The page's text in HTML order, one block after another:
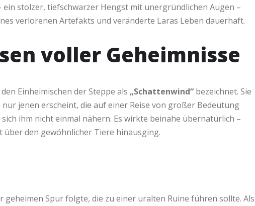
stolzer, tiefschwarzer Hengst mit unergründlichen Augen –
verlorenen Artefakts und veränderte Laras Leben dauerhaft.
voller Geheimnisse
Einheimischen der Steppe als „Schattenwind“ bezeichnet. Sie
nur jenen erscheint, die auf einer Reise von großer Bedeutung
ihm nicht einmal nähern. Es wirkte beinahe übernatürlich –
den gewöhnlicher Tiere hinausging.
Spur folgte, die zu einer uralten Ruine führen sollte. Als